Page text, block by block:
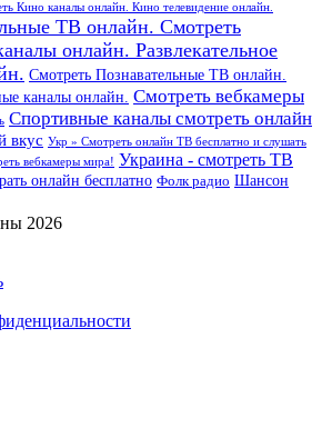
Кино каналы онлайн. Кино телевидение онлайн.
ТВ онлайн. Смотреть
онлайн. Развлекательное
Смотреть Познавательные ТВ онлайн.
каналы онлайн. Смотреть вебкамеры
Спортивные каналы смотреть онлайн
вкус Укр » Смотреть онлайн ТВ бесплатно и слушать
вебкамеры мира! Украина - смотреть ТВ
онлайн бесплатно Фолк радио Шансон
2026